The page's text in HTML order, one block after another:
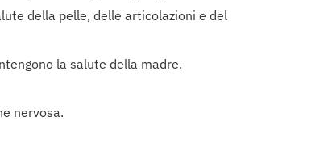
della pelle, delle articolazioni e del
la salute della madre.
nervosa.